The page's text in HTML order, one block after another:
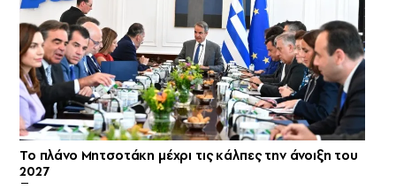
Το πλάνο Μητσοτάκη μέχρι τις κάλπες την άνοιξη του
2027